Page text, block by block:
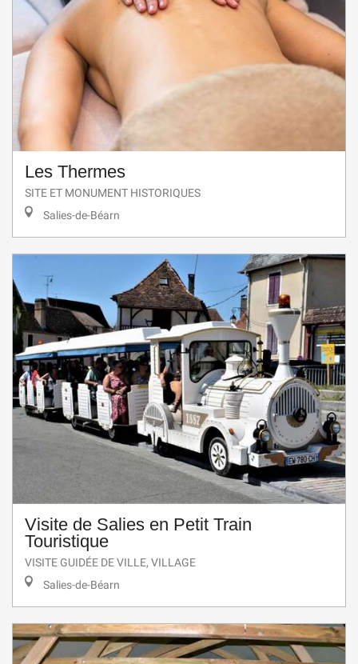
Les Thermes
SITE ET MONUMENT HISTORIQUES
Salies-de-Béarn
Visite de Salies en Petit Train
Touristique
VISITE GUIDÉE DE VILLE, VILLAGE
Salies-de-Béarn